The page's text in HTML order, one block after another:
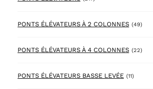
PONTS ÉLÉVATEURS À 2 COLONNES (49)49
PONTS ÉLÉVATEURS À 4 COLONNES (22)22
PONTS ÉLÉVATEURS BASSE LEVÉE (11)11